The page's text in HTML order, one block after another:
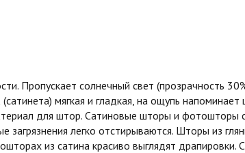
Пропускает солнечный свет (прозрачность
мягкая и гладкая, на ощупь
для штор. Сатиновые шторы и фотошторы
легко отстирываются. Шторы из
из сатина красиво выглядят драпировки.